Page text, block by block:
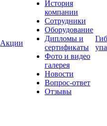
Акции
История
компании
Сотрудники
Оборудование
Дипломы и
сертификаты
Фото и видео
галерея
Новости
Вопрос-ответ
Отзывы